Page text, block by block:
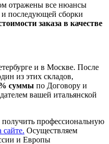
отражены все нюансы
и последующей сборки
заказа в качестве
и в Москве. После
из этих складов,
суммы по Договору и
вашей итальянской
профессиональную
сайте. Осуществляем
и Европы